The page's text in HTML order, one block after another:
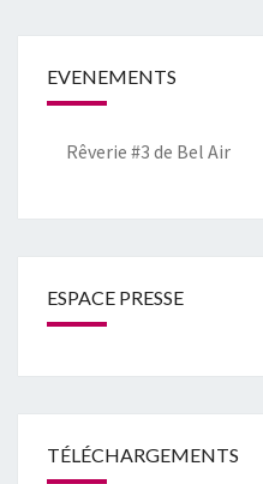
EVENEMENTS
Rêverie #3 de Bel Air
ESPACE PRESSE
TÉLÉCHARGEMENTS